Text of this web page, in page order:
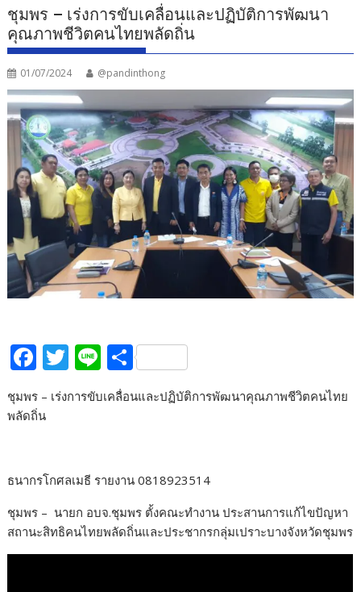
ชุมพร – เร่งการขับเคลื่อนและปฏิบัติการพัฒนา
คุณภาพชีวิตคนไทยพลัดถิ่น
01/07/2024 @pandinthong
F
ac
e
o
k
T
itt
Li
n
e
S
ar
ชุมพร – เร่งการขับเคลื่อนและปฏิบัติการพัฒนาคุณภาพชีวิตคนไทย
พลัดถิ่น
ธนากรโกศลเมธี รายงาน 0818923514
ชุมพร – นายก อบจ.ชุมพร ตั้งคณะทำงาน ประสานการแก้ไขปัญหา
สถานะสิทธิคนไทยพลัดถิ่นและประชากรกลุ่มเปราะบางจังหวัดชุมพร